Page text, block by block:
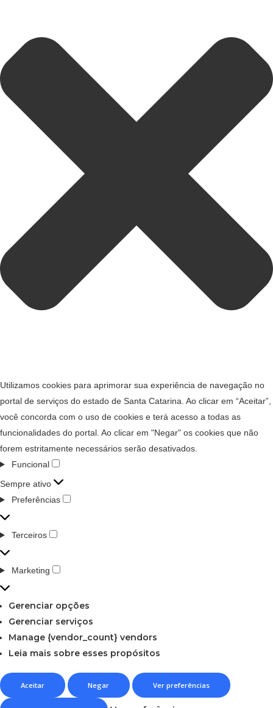
Utilizamos cookies para aprimorar sua experiência de navegação no
portal de serviços do estado de Santa Catarina. Ao clicar em “Aceitar”,
você concorda com o uso de cookies e terá acesso a todas as
funcionalidades do portal. Ao clicar em "Negar" os cookies que não
forem estritamente necessários serão desativados.
Funcional
Sempre ativo
Preferências
Terceiros
Marketing
Gerenciar opções
Gerenciar serviços
Manage {vendor_count} vendors
Leia mais sobre esses propósitos
Aceitar Negar Ver preferências